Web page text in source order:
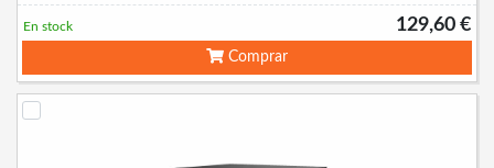
129,60 €
En stock
Comprar